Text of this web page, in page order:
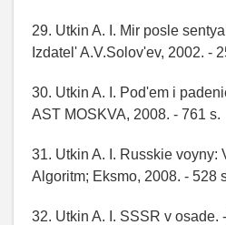
29. Utkin A. I. Mir posle
Izdatel' A.V.Solov'ev, 2002. -
30. Utkin A. I. Pod'em i
AST MOSKVA, 2008. - 761 s.
31. Utkin A. I. Russkie voyny:
Algoritm; Eksmo, 2008. - 528
32. Utkin A. I. SSSR v osade.